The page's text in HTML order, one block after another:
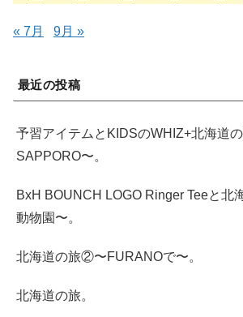
« 7月 9月 »
最近の投稿
予習アイテムとKIDSのWHIZ+北海道
SAPPORO〜。
BxH BOUNCH LOGO Ringer Teeと北
動物園〜。
北海道の旅②〜FURANOで〜。
北海道の旅。